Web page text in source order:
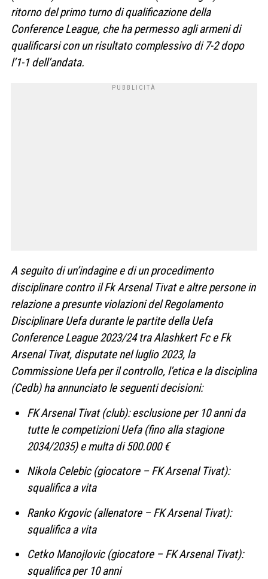
ritorno del primo turno di qualificazione della
Conference League, che ha permesso agli armeni di
qualificarsi con un risultato complessivo di 7-2 dopo
l’1-1 dell’andata.
A seguito di un’indagine e di un procedimento
disciplinare contro il Fk Arsenal Tivat e altre persone in
relazione a presunte violazioni del Regolamento
Disciplinare Uefa durante le partite della Uefa
Conference League 2023/24 tra Alashkert Fc e Fk
Arsenal Tivat, disputate nel luglio 2023, la
Commissione Uefa per il controllo, l’etica e la disciplina
(Cedb) ha annunciato le seguenti decisioni:
FK Arsenal Tivat (club): esclusione per 10 anni da
tutte le competizioni Uefa (fino alla stagione
2034/2035) e multa di 500.000 €
Nikola Celebic (giocatore – FK Arsenal Tivat):
squalifica a vita
Ranko Krgovic (allenatore – FK Arsenal Tivat):
squalifica a vita
Cetko Manojlovic (giocatore – FK Arsenal Tivat):
squalifica per 10 anni